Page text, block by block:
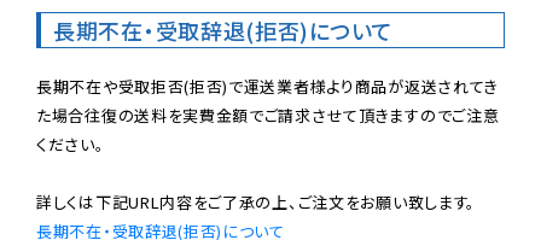
長期不在・受取辞退(拒否)について
長期不在や受取拒否(拒否)で運送業者様より商品が返送されてき
た場合往復の送料を実費金額でご請求させて頂きますのでご注意
ください。
長期不在・受取辞退(拒否)について